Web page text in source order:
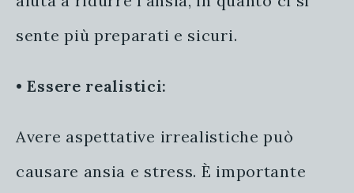
sente più preparati e sicuri.
•Essere realistici:
Avere aspettative irrealistiche può
causare ansia e stress. È importante